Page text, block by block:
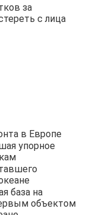
за
с лица
в Европе
упорное
база на
объектом